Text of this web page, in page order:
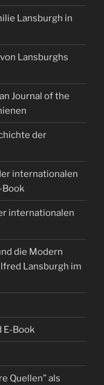
Lansburgh in
Lansburghs
Journal of the
der
internationalen
Book
internationalen
die Modern
Lansburgh im
E-Book
Quellen” als